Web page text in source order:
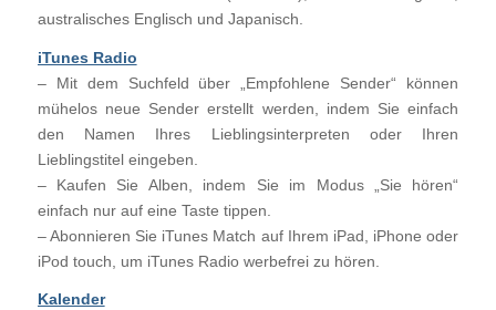
australisches Englisch und Japanisch.
iTunes Radio
– Mit dem Suchfeld über „Empfohlene Sender“ können
mühelos neue Sender erstellt werden, indem Sie einfach
den Namen Ihres Lieblingsinterpreten oder Ihren
Lieblingstitel eingeben.
– Kaufen Sie Alben, indem Sie im Modus „Sie hören“
einfach nur auf eine Taste tippen.
– Abonnieren Sie iTunes Match auf Ihrem iPad, iPhone oder
iPod touch, um iTunes Radio werbefrei zu hören.
Kalender